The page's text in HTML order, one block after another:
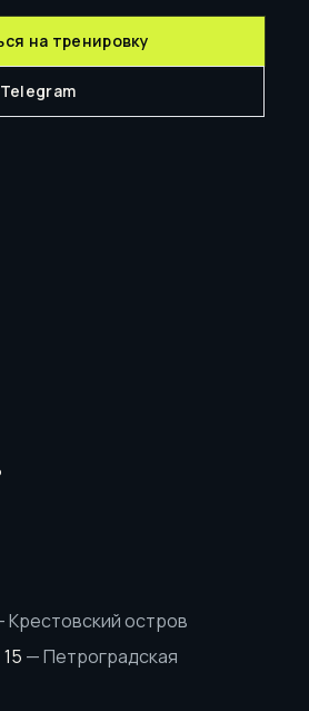
на тренировку
Telegram
Крестовский остров
—Петроградская